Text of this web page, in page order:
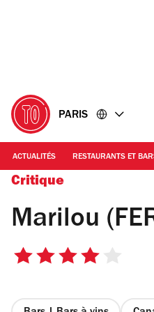
PARIS
ACTUALITÉS RESTAURANTS ET
Critique
Marilou
4